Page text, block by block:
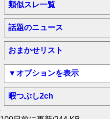
類似スレ一覧
話題のニュース
おまかせリスト
▼オプションを表示
暇つぶし2ch